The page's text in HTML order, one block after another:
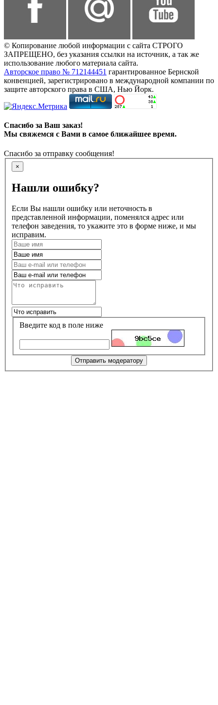
© Копирование любой информации с сайта СТРОГО
ЗАПРЕЩЕНО, без указания ссылки на источник, а так же
использование любого материала сайта.
Авторское право № 712144451 гарантированное Бернской
конвенцией, зарегистрировано в международной компании по
защите авторского права в США, Нью Йорк.
Спасибо за Ваш заказ!
Мы свяжемся с Вами в самое ближайшее время.
Спасибо за отправку сообщения!
×
Нашли ошибку?
Если Вы нашли ошибку или неточность в
представленной информации, поменялся адрес или
телефон заведения, то укажите это в форме ниже, и мы
исправим.
Введите код в поле ниже
Отправить модератору